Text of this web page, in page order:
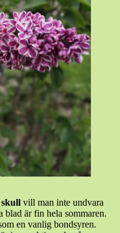
vill man inte undvara
blad är fin hela sommaren.
en vanlig bondsyren.